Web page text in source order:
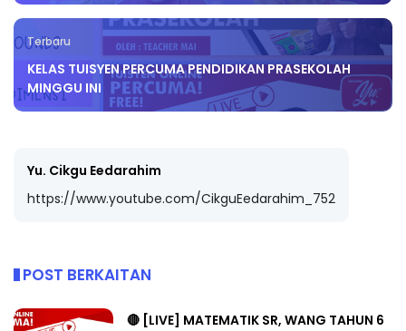
Terbaru
KELAS TUISYEN PERCUMA PENDIDIKAN PRASEKOLAH
MINGGU INI
Yu. Cikgu Eedarahim
https://www.youtube.com/CikguEedarahim_752
POST BERKAITAN
🔴 [LIVE] MATEMATIK SR, WANG TAHUN 6